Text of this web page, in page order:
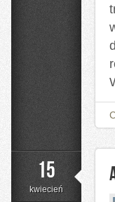
15
kwiecień